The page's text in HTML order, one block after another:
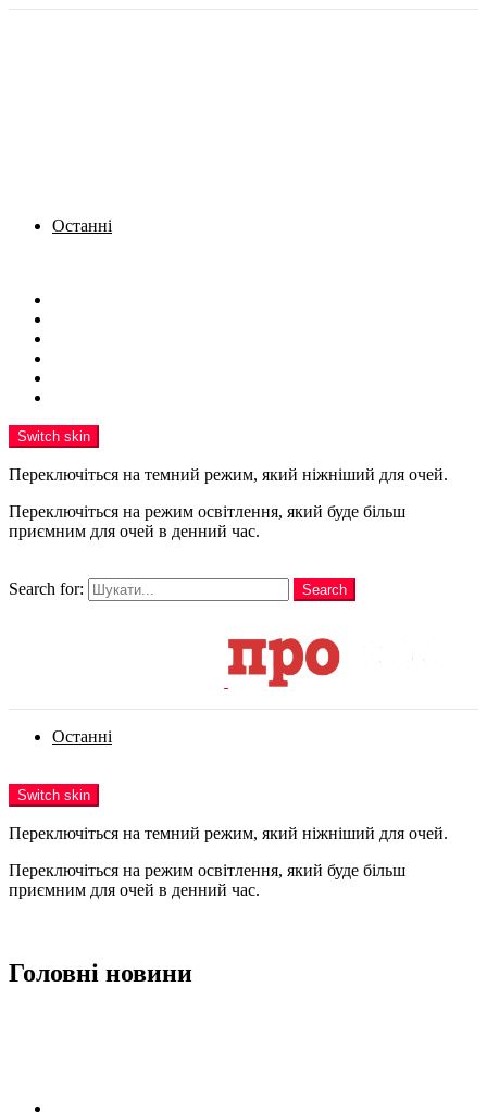
Останні
Switch skin
Переключіться на темний режим, який ніжніший для очей.
Переключіться на режим освітлення, який буде більш
приємним для очей в денний час.
Search for:
Search
Останні
Switch skin
Переключіться на темний режим, який ніжніший для очей.
Переключіться на режим освітлення, який буде більш
приємним для очей в денний час.
Головні новини